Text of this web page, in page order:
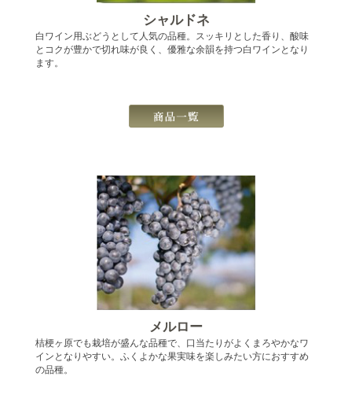
シャルドネ
白ワイン用ぶどうとして人気の品種。スッキリとした香り、酸味
とコクが豊かで切れ味が良く、優雅な余韻を持つ白ワインとなり
ます。
メルロー
桔梗ヶ原でも栽培が盛んな品種で、口当たりがよくまろやかなワ
インとなりやすい。ふくよかな果実味を楽しみたい方におすすめ
の品種。